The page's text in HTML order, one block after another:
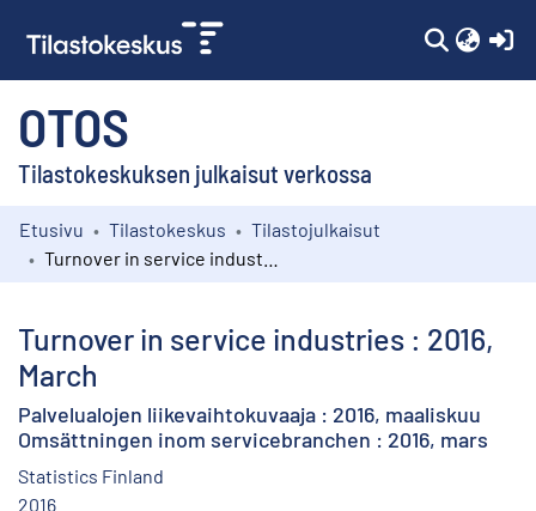
OTOS
Tilastokeskuksen julkaisut verkossa
Kokoelmat
Etusivu Tilastokeskus
Tilastojulkaisut
Turnover in service industries : 2016,
March
Palvelualojen liikevaihtokuvaaja : 2016, maaliskuu
Omsättningen inom servicebranchen : 2016, mars
Statistics Finland
2016